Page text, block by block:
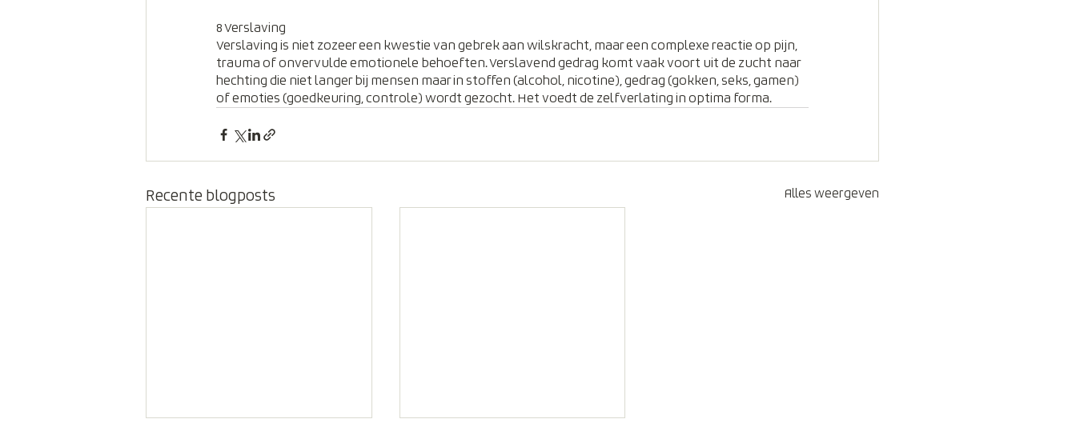
8 Verslaving
Verslaving is niet zozeer een kwestie van gebrek aan wilskracht, maar een complexe reactie op pijn,
trauma of onvervulde emotionele behoeften. Verslavend gedrag komt vaak voort uit de zucht naar
hechting die niet langer bij mensen maar in stoffen (alcohol, nicotine), gedrag (gokken, seks, gamen)
of emoties (goedkeuring, controle) wordt gezocht. Het voedt de zelfverlating in optima forma.
Recente blogposts Alles weergeven